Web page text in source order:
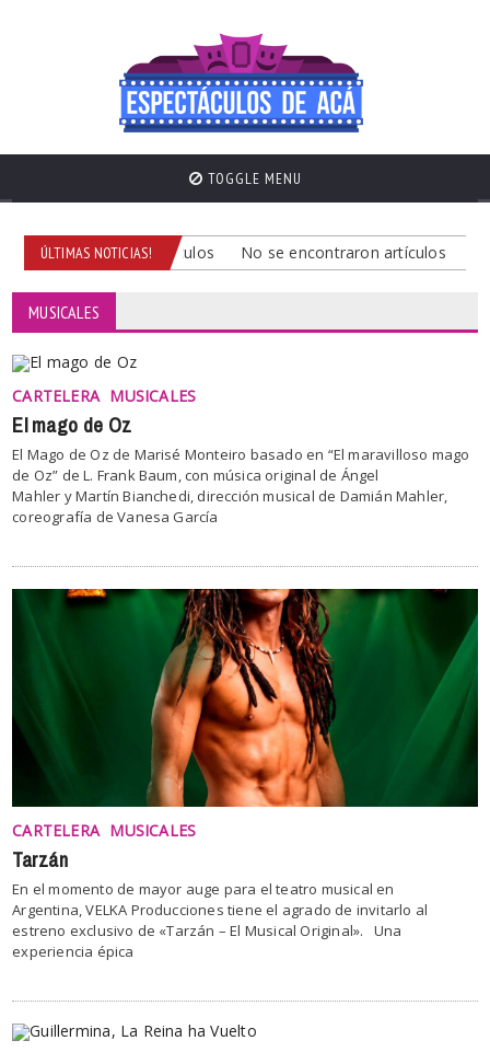
TOGGLE MENU
ÚLTIMAS NOTICIAS!
No se encontraron artículos No se encontraron artículos
MUSICALES
CARTELERA MUSICALES
El mago de Oz
El Mago de Oz de Marisé Monteiro basado en “El maravilloso mago
de Oz” de L. Frank Baum, con música original de Ángel
Mahler y Martín Bianchedi, dirección musical de Damián Mahler,
coreografía de Vanesa García
CARTELERA MUSICALES
Tarzán
En el momento de mayor auge para el teatro musical en
Argentina, VELKA Producciones tiene el agrado de invitarlo al
estreno exclusivo de «Tarzán – El Musical Original». Una
experiencia épica